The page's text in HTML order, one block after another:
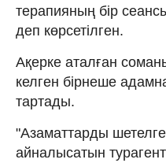
терапияның бір
деп көрсетілген.
Ақерке аталған
келген бірнеше
тартады.
"Азаматтарды
айналысатын